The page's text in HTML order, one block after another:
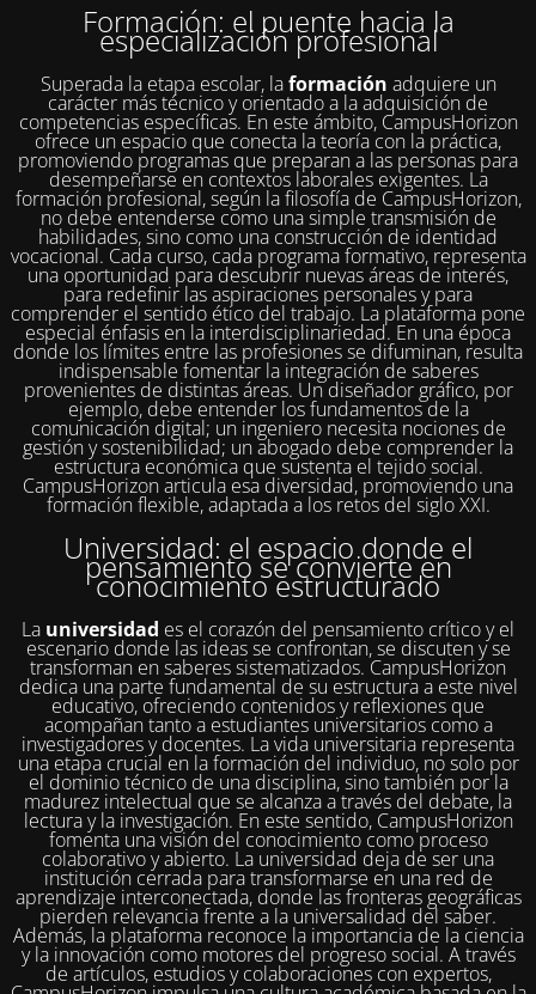
Formación: el puente hacia la
especialización profesional
Superada la etapa escolar, laformación adquiere un
carácter más técnico y orientado a la adquisición de
competencias específicas. En este ámbito, CampusHorizon
ofrece un espacio que conecta la teoría con la práctica,
promoviendo programas que preparan a las personas para
desempeñarse en contextos laborales exigentes. La
formación profesional, según la filosofía de CampusHorizon,
no debe entenderse como una simple transmisión de
habilidades, sino como una construcción de identidad
vocacional. Cada curso, cada programa formativo, representa
una oportunidad para descubrir nuevas áreas de interés,
para redefinir las aspiraciones personales y para
comprender el sentido ético del trabajo. La plataforma pone
especial énfasis en la interdisciplinariedad. En una época
donde los límites entre las profesiones se difuminan, resulta
indispensable fomentar la integración de saberes
provenientes de distintas áreas. Un diseñador gráfico, por
ejemplo, debe entender los fundamentos de la
comunicación digital; un ingeniero necesita nociones de
gestión y sostenibilidad; un abogado debe comprender la
estructura económica que sustenta el tejido social.
CampusHorizon articula esa diversidad, promoviendo una
formación flexible, adaptada a los retos del siglo XXI.
Universidad: el espacio donde el
pensamiento se convierte en
conocimiento estructurado
La universidad es el corazón del pensamiento crítico y el
escenario donde las ideas se confrontan, se discuten y se
transforman en saberes sistematizados. CampusHorizon
dedica una parte fundamental de su estructura a este nivel
educativo, ofreciendo contenidos y reflexiones que
acompañan tanto a estudiantes universitarios como a
investigadores y docentes. La vida universitaria representa
una etapa crucial en la formación del individuo, no solo por
el dominio técnico de una disciplina, sino también por la
madurez intelectual que se alcanza a través del debate, la
lectura y la investigación. En este sentido, CampusHorizon
fomenta una visión del conocimiento como proceso
colaborativo y abierto. La universidad deja de ser una
institución cerrada para transformarse en una red de
aprendizaje interconectada, donde las fronteras geográficas
pierden relevancia frente a la universalidad del saber.
Además, la plataforma reconoce la importancia de la ciencia
y la innovación como motores del progreso social. A través
de artículos, estudios y colaboraciones con expertos,